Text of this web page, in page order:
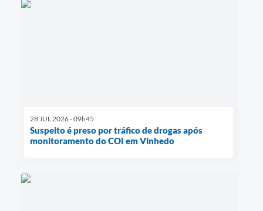
28 JUL 2026 - 09h45
Suspeito é preso por tráfico de drogas após
monitoramento do COI em Vinhedo